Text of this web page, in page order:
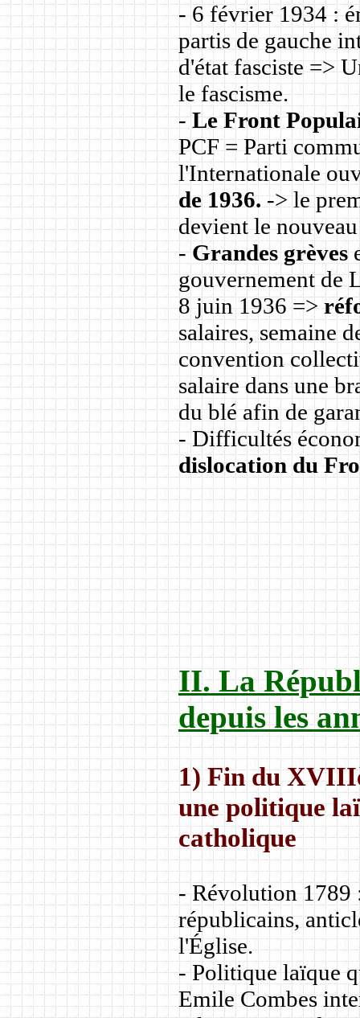
- 6 février 1934 :
partis de gauche
d'état fasciste =>
le fascisme.
-Le Front
PCF = Parti
l'Internationale
de 1936. -> le
devient le
-Grandes grèves
gouvernement de
8 juin 1936 =>
salaires, semaine
convention
salaire dans une
du blé afin de
- Difficultés
dislocation du
II. La
depuis les
1) Fin du
une politique
catholique
- Révolution 1789
républicains,
l'Église.
- Politique laïque
Emile Combes